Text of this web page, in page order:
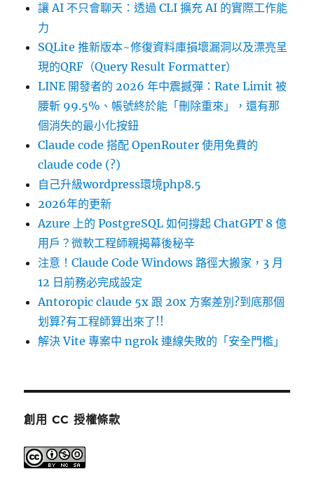
讓 AI 不只會聊天：透過 CLI 擴充 AI 的實際工作能
力
SQLite 推新版本~修復資料庫損壞漏洞以及漂亮呈
現的QRF（Query Result Formatter）
LINE 開發者的 2026 年中震撼彈：Rate Limit 被
腰斬 99.5%、帳號終於能「刪除重來」，還有那
個消失的最小化按鈕
Claude code 搭配 OpenRouter 使用免費的
claude code (?)
自己升級wordpress環境php8.5
2026年的更新
Azure 上的 PostgreSQL 如何撐起 ChatGPT 8 億
用戶？微軟工程師親揭幕後秘辛
注意！Claude Code Windows 路徑大搬家，3 月
12 日前務必完成設定
Antoropic claude 5x 跟 20x 方案差別?到底那個
划算?有工程師算出來了!!
解決 Vite 專案中 ngrok 連線失敗的「安全門檻」
創用 CC 授權條款